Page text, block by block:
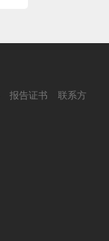
报告证书
联系方